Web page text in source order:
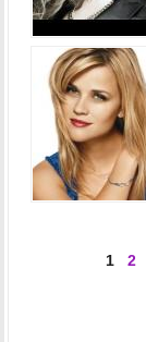
1 2